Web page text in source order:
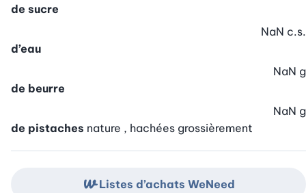
de sucre
d’eau
NaN c.s.
de beurre
NaN g
de pistaches nature , hachées grossièrement
NaN g
Listes d’achats WeNeed